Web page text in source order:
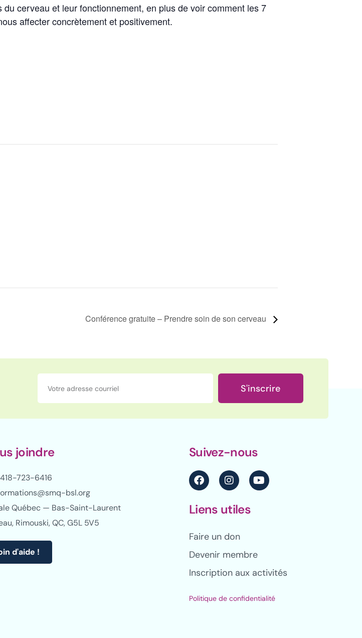
du cerveau et leur fonctionnement, en plus de voir comment les 7
affecter concrètement et positivement.
Conférence gratuite – Prendre soin de son cerveau
S'inscrire
joindre
723-6416
bsl.org
Québec — Bas-Saint-Laurent
Rimouski, QC, G5L 5V5
d'aide !
Suivez-nous
Liens utiles
Faire un don
Devenir membre
Inscription aux activités
Politique de confidentialité